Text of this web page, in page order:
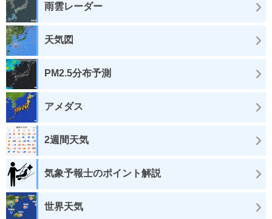
雨雲レーダー
天気図
PM2.5分布予測
アメダス
2週間天気
気象予報士のポイント解説
世界天気